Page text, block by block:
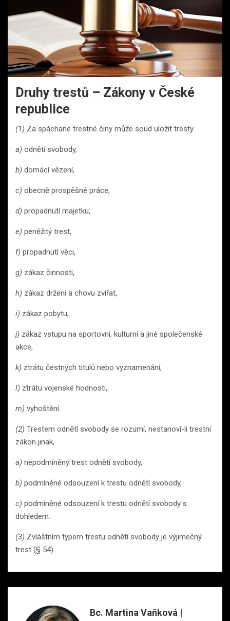
Druhy trestů – Zákony v České
republice
(1) Za spáchané trestné činy může soud uložit tresty
a) odnětí svobody,
b) domácí vězení,
c) obecně prospěšné práce,
d) propadnutí majetku,
e) peněžitý trest,
f) propadnutí věci,
g) zákaz činnosti,
h) zákaz držení a chovu zvířat,
i) zákaz pobytu,
j) zákaz vstupu na sportovní, kulturní a jiné společenské
akce,
k) ztrátu čestných titulů nebo vyznamenání,
l) ztrátu vojenské hodnosti,
m) vyhoštění.
(2) Trestem odnětí svobody se rozumí, nestanoví-li trestní
zákon jinak,
a) nepodmíněný trest odnětí svobody,
b) podmíněné odsouzení k trestu odnětí svobody,
c) podmíněné odsouzení k trestu odnětí svobody s
dohledem.
(3) Zvláštním typem trestu odnětí svobody je výjimečný
trest (§ 54).
Bc. Martina Vaňková |